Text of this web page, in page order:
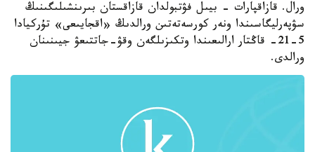
ورال. قازاقپارات - بيىل فۋتبولدان قازاقستان بىرىنشىلىگىنىڭ
سۋپەرليگاسىندا ونەر كورسەتەتىن ورالدىڭ «اقجايىعى» تۇركيادا
5-21- قاڭتار ارالىعىندا وتكىزىلگەن وقۋ-جاتتىعۋ جيىنىنان
ورالدى.